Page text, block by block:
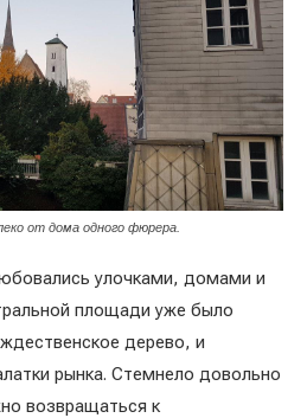
от дома одного фюрера.
улочками, домами и
площади уже было
дерево, и
рынка. Стемнело довольно
возвращаться к